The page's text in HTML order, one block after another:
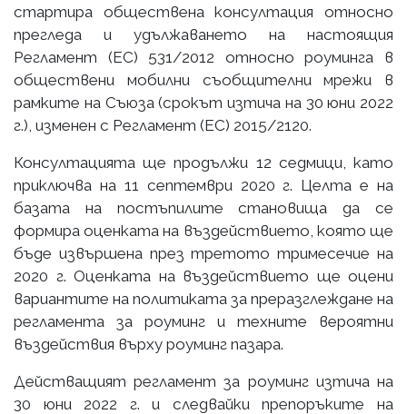
стартира обществена консултация относно
прегледа и удължаването на настоящия
Регламент (ЕС) 531/2012 относно роуминга в
обществени мобилни съобщителни мрежи в
рамките на Съюза (срокът изтича на 30 юни 2022
г.), изменен с Регламент (ЕС) 2015/2120.
Консултацията ще продължи 12 седмици, като
приключва на 11 септември 2020 г. Целта е на
базата на постъпилите становища да се
формира оценката на въздействието, която ще
бъде извършена през третото тримесечие на
2020 г. Оценката на въздействието ще оцени
вариантите на политиката за преразглеждане на
регламента за роуминг и техните вероятни
въздействия върху роуминг пазара.
Действащият регламент за роуминг изтича на
30 юни 2022 г. и следвайки препоръките на